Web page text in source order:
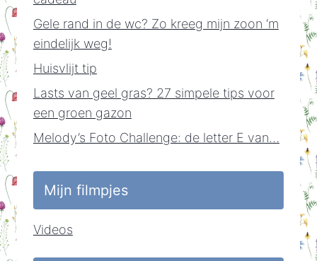
Gele rand in de wc? Zo kreeg mijn zoon ‘m
eindelijk weg!
Huisvlijt tip
Lasts van geel gras? 27 simpele tips voor
een groen gazon
Melody’s Foto Challenge: de letter E van…
Mijn filmpjes
Videos